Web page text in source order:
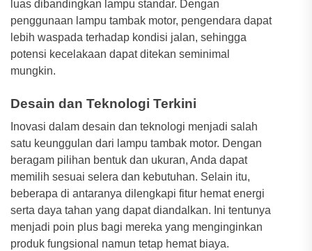
luas dibandingkan lampu standar. Dengan
penggunaan lampu tambak motor, pengendara dapat
lebih waspada terhadap kondisi jalan, sehingga
potensi kecelakaan dapat ditekan seminimal
mungkin.
Desain dan Teknologi Terkini
Inovasi dalam desain dan teknologi menjadi salah
satu keunggulan dari lampu tambak motor. Dengan
beragam pilihan bentuk dan ukuran, Anda dapat
memilih sesuai selera dan kebutuhan. Selain itu,
beberapa di antaranya dilengkapi fitur hemat energi
serta daya tahan yang dapat diandalkan. Ini tentunya
menjadi poin plus bagi mereka yang menginginkan
produk fungsional namun tetap hemat biaya.